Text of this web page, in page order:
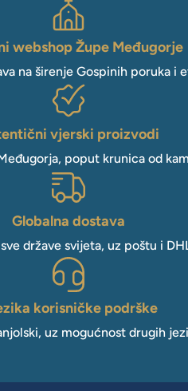
webshop Župe Međugorje
na širenje Gospinih poruka i
vjerski proizvodi
poput krunica od
Globalna dostava
države svijeta, uz poštu i
korisničke podrške
uz mogućnost drugih